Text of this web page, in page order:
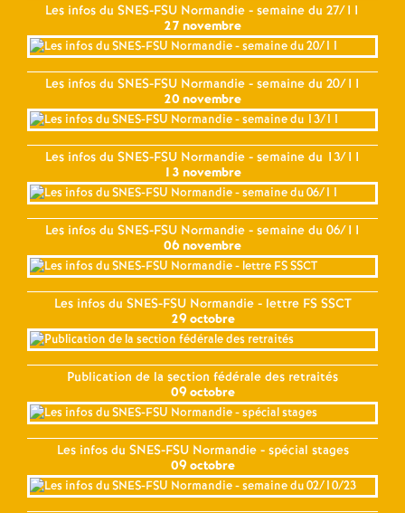
Les infos du SNES-FSU Normandie - semaine du 27/11
27 novembre
Les infos du SNES-FSU Normandie - semaine du 20/11
20 novembre
Les infos du SNES-FSU Normandie - semaine du 13/11
13 novembre
Les infos du SNES-FSU Normandie - semaine du 06/11
06 novembre
Les infos du SNES-FSU Normandie - lettre FS SSCT
29 octobre
Publication de la section fédérale des retraités
09 octobre
Les infos du SNES-FSU Normandie - spécial stages
09 octobre